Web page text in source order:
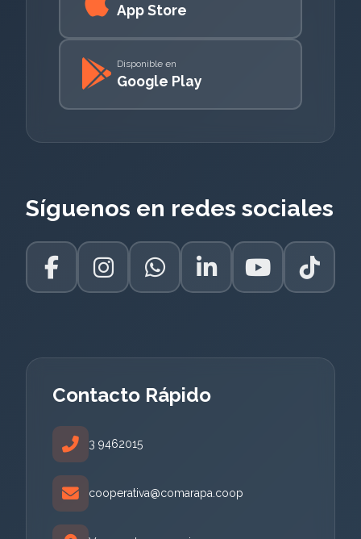
App Store
Disponible en
Google Play
Síguenos en redes sociales
Contacto Rápido
3 9462015
cooperativa@comarapa.coop